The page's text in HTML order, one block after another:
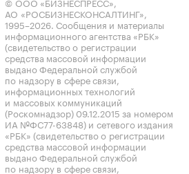
АО «РОСБИЗНЕСКОНСАЛТИНГ»,
1995–2026. Сообщения и материалы
информационного агентства «РБК»
(свидетельство о регистрации
средства массовой информации
выдано Федеральной службой
по надзору в сфере связи,
информационных технологий
и массовых коммуникаций
(Роскомнадзор) 09.12.2015 за номером
ИА №ФС77-63848) и сетевого издания
«РБК» (свидетельство о регистрации
средства массовой информации
выдано Федеральной службой
по надзору в сфере связи,